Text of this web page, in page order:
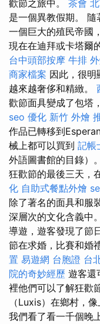
歡節之旅中。 茶會
是一個異教假期。
一個巨大的殖民帝國
現在在迪拜或卡塔爾
台中頭部按摩 牛排
商家檔案 因此，很明
越來越奢侈和精緻。
歡節面具變成了包塔
seo 優化 新竹 外燴
作品已轉移到
械上都可以買到 記帳
外語圖書館的目錄）
狂歡節的最後三天，
化 自助式餐點外燴
除了著名的面具和服
深層次的文化含義中。
導遊，遊客發現了節
節在求婚，比賽和婚
置 易遊網 台胞證 台
院的奇妙經歷 遊客還
裡他們可以了解狂歡
（Luxis）在鄉村，
我們看了看一千個晚